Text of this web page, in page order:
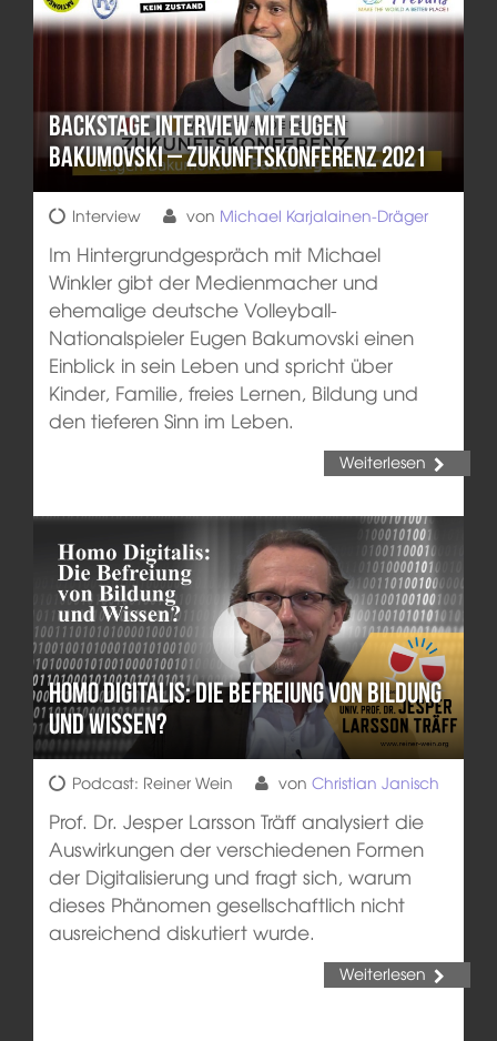
Backstage Interview mit Eugen
Bakumovski – Zukunftskonferenz 2021
Interview von Michael Karjalainen-Dräger
Im Hintergrundgespräch mit Michael
Winkler gibt der Medienmacher und
ehemalige deutsche Volleyball-
Nationalspieler Eugen Bakumovski einen
Einblick in sein Leben und spricht über
Kinder, Familie, freies Lernen, Bildung und
den tieferen Sinn im Leben.
Weiterlesen
Homo Digitalis: Die Befreiung von Bildung
und Wissen?
Podcast: Reiner Wein von Christian Janisch
Prof. Dr. Jesper Larsson Träff analysiert die
Auswirkungen der verschiedenen Formen
der Digitalisierung und fragt sich, warum
dieses Phänomen gesellschaftlich nicht
ausreichend diskutiert wurde.
Weiterlesen